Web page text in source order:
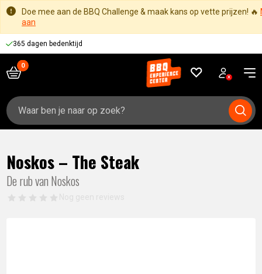
Doe mee aan de BBQ Challenge & maak kans op vette prijzen! 🔥
aan
365 dagen bedenktijd
Zoeken
naar:
Noskos – The Steak
De rub van Noskos